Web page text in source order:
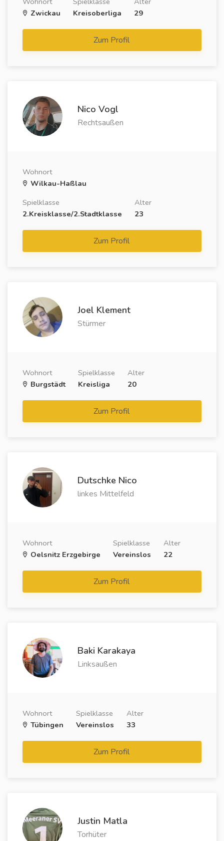
Zwickau
Kreisoberliga
29
Zum Profil
Nico Vogl
Rechtsaußen
Wohnort
Wilkau-Haßlau
Spielklasse
2.Kreisklasse/2.Stadtklasse
Alter
23
Zum Profil
Joel Klement
Stürmer
Wohnort
Burgstädt
Spielklasse
Kreisliga
Alter
20
Zum Profil
Dutschke Nico
linkes Mittelfeld
Wohnort
Oelsnitz Erzgebirge
Spielklasse
Vereinslos
Alter
22
Zum Profil
Baki Karakaya
Linksaußen
Wohnort
Tübingen
Spielklasse
Vereinslos
Alter
33
Zum Profil
Justin Matla
Torhüter